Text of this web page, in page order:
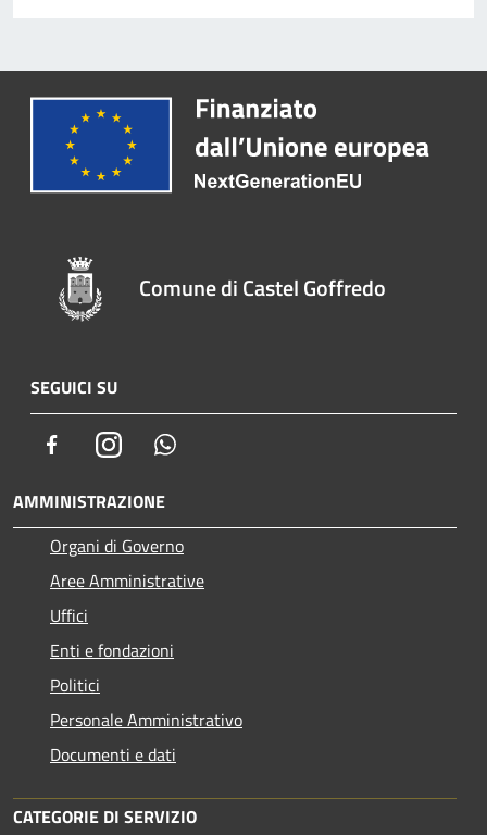
Comune di Castel Goffredo
SEGUICI SU
FacebookInstagram
AMMINISTRAZIONE
Organi di Governo
Aree Amministrative
Uffici
Enti e fondazioni
Politici
Personale Amministrativo
Documenti e dati
CATEGORIE DI SERVIZIO